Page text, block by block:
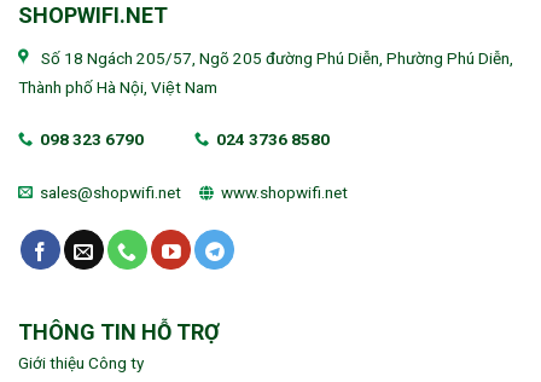
SHOPWIFI.NET
Số 18 Ngách 205/57, Ngõ 205 đường Phú Diễn, Phường Phú Diễn,
Thành phố Hà Nội, Việt Nam
098 323 6790 024 3736 8580
sales@shopwifi.net www.shopwifi.net
THÔNG TIN HỖ TRỢ
Giới thiệu Công ty